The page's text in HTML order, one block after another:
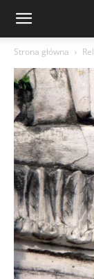
Strona główna